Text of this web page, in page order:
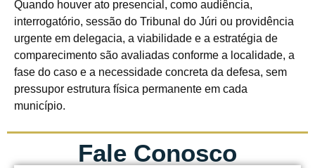
Quando houver ato presencial, como audiência,
interrogatório, sessão do Tribunal do Júri ou providência
urgente em delegacia, a viabilidade e a estratégia de
comparecimento são avaliadas conforme a localidade, a
fase do caso e a necessidade concreta da defesa, sem
pressupor estrutura física permanente em cada
município.
Fale Conosco